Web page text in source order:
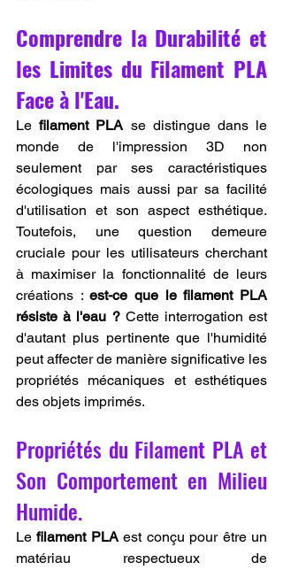
Comprendre la Durabilité et
les Limites du Filament PLA
Face à l'Eau.
Le filament PLA se distingue dans le
monde de l'impression 3D non
seulement par ses caractéristiques
écologiques mais aussi par sa facilité
d'utilisation et son aspect esthétique.
Toutefois, une question demeure
cruciale pour les utilisateurs cherchant
à maximiser la fonctionnalité de leurs
créations : est-ce que le filament PLA
résiste à l'eau ? Cette interrogation est
d'autant plus pertinente que l'humidité
peut affecter de manière significative les
propriétés mécaniques et esthétiques
des objets imprimés.
Propriétés du Filament PLA et
Son Comportement en Milieu
Humide.
Le filament PLA est conçu pour être un
matériau respectueux de